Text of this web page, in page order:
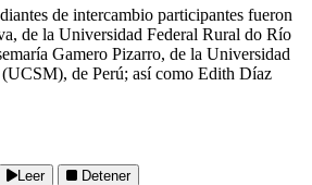
de intercambio participantes fueron
de la Universidad Federal Rural do Río
Gamero Pizarro, de la Universidad
de Perú; así como Edith Díaz
Leer Detener